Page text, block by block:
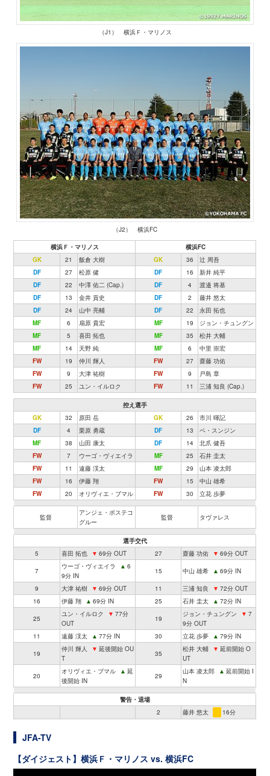
（J1） 横浜Ｆ・マリノス
（J2） 横浜FC
横浜Ｆ・マリノス
横浜FC
GK
21 飯倉 大樹 GK 36
辻 周吾
DF
27 松原 健 DF 16
新井 純平
DF
22 中澤 佑二 (Cap.) DF 4
渡邉 将基
DF
13 金井 貢史 DF 2
藤井 悠太
DF
24 山中 亮輔 DF 22
永田 拓也
MF
6 扇原 貴宏 MF 19
ジョン・チュングン
MF
5 喜田 拓也 MF 35
松井 大輔
MF
14 天野 純 MF 6
中里 崇宏
FW
19 仲川 輝人 FW 27
齋藤 功佑
FW
9 大津 祐樹 FW 9
戸島 章
FW
25 ユン・イルロク FW 11 三浦 知良 (Cap.)
控え選手
GK
32 原田 岳 GK 26
市川 暉記
DF
4 栗原 勇蔵 DF 13
ペ・スンジン
MF
38 山田 康太 DF 14
北爪 健吾
FW
7 ウーゴ・ヴィエイラ MF 25
石井 圭太
FW
11 遠藤 渓太 MF 29
山本 凌太郎
FW
16 伊藤 翔 FW 15
中山 雄希
FW
20 オリヴィエ・ブマル FW 30 立花 歩夢
監督
アンジェ・ポステコ
グルー
監督 タヴァレス
選手交代
5
喜田 拓也 ▼ 69分 OUT 27 齋藤 功佑 ▼ 69分 OUT
7
ウーゴ・ヴィエイラ ▲ 6
9分 IN
15 中山 雄希 ▲ 69分 IN
9 大津 祐樹 ▼ 69分 OUT 11 三浦 知良 ▼ 72分 OUT
16
伊藤 翔 ▲ 69分 IN 25 石井 圭太 ▲ 72分 IN
25
ユン・イルロク ▼ 77分
OUT
19
ジョン・チュングン ▼ 7
9分 OUT
11
遠藤 渓太 ▲ 77分 IN 30 立花 歩夢 ▲ 79分 IN
19
仲川 輝人 ▼ 延後開始 OU
T
35
松井 大輔 ▼ 延前開始 O
UT
20
オリヴィエ・ブマル ▲ 延
後開始 IN
29
山本 凌太郎 ▲ 延前開始 I
N
警告・退場
2
藤井 悠太 16分
JFA-TV
【ダイジェスト】横浜Ｆ・マリノス vs. 横浜FC